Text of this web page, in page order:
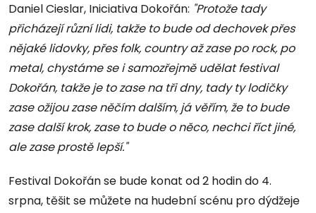
Daniel Cieslar, Iniciativa Dokořán: "Protože tady
přicházejí různí lidi, takže to bude od dechovek přes
nějaké lidovky, přes folk, country až zase po rock, po
metal, chystáme se i samozřejmě udělat festival
Dokořán, takže je to zase na tři dny, tady ty lodičky
zase ožijou zase něčím dalším, já věřím, že to bude
zase další krok, zase to bude o něco, nechci říct jiné,
ale zase prostě lepší."
Festival Dokořán se bude konat od 2 hodin do 4.
srpna, těšit se můžete na hudební scénu pro dýdžeje